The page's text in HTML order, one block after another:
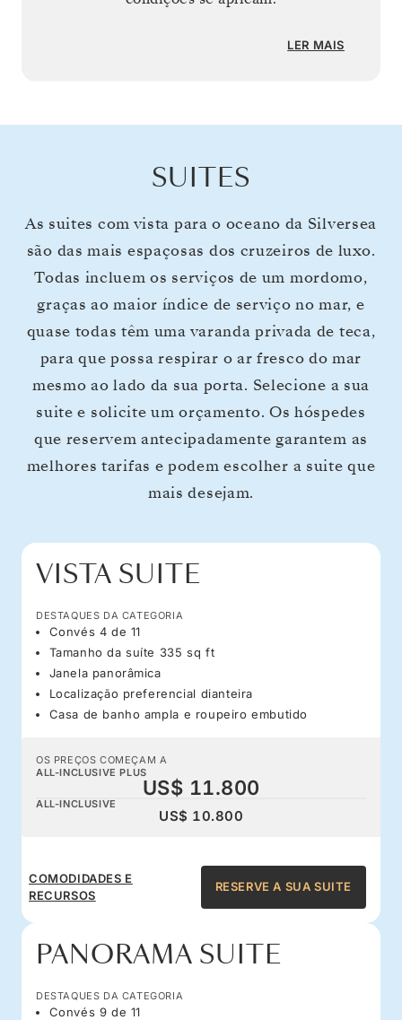
LER MAIS
SUITES
As suites com vista para o oceano da Silversea
são das mais espaçosas dos cruzeiros de luxo.
Todas incluem os serviços de um mordomo,
graças ao maior índice de serviço no mar, e
quase todas têm uma varanda privada de teca,
para que possa respirar o ar fresco do mar
mesmo ao lado da sua porta. Selecione a sua
suite e solicite um orçamento. Os hóspedes
que reservem antecipadamente garantem as
melhores tarifas e podem escolher a suite que
mais desejam.
VISTA SUITE
DESTAQUES DA CATEGORIA
Convés 4 de 11
Tamanho da suíte 335 sq ft
Janela panorâmica
Localização preferencial dianteira
Casa de banho ampla e roupeiro embutido
OS PREÇOS COMEÇAM A
ALL-INCLUSIVE PLUS
US$ 11.800
ALL-INCLUSIVE
US$ 10.800
COMODIDADES E
RECURSOS
RESERVE A SUA SUITE
PANORAMA SUITE
DESTAQUES DA CATEGORIA
Convés 9 de 11